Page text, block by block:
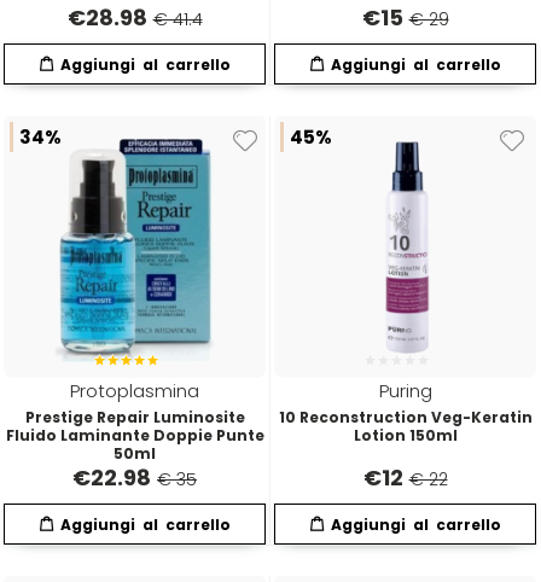
Termix
Tigi
Uppercut
vanta
Vitality's
W-X
€28.98 € 41.4 €15 € 29
34%
Protoplasmina
Prestige Repair Luminosite
Fluido Laminante Doppie Punte
50ml
€22.98 € 35
45%
Puring
10 Reconstruction Veg-Keratin
Lotion 150ml
€12 € 22